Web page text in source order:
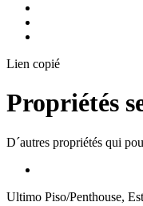
Lien copié
Propriétés
D´autres propriétés qui
Ultimo Piso/Penthouse,